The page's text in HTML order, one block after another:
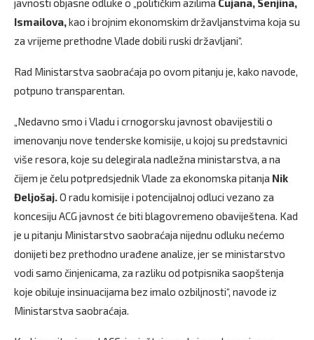
javnosti objasne odluke o „političkim azilima Cujana, Senjina,
Ismailova,kao i brojnim ekonomskim državljanstvima koja su
za vrijeme prethodne Vlade dobili ruski državljani“.
Rad Ministarstva saobraćaja po ovom pitanju je, kako navode,
potpuno transparentan.
„Nedavno smo i Vladu i crnogorsku javnost obavijestili o
imenovanju nove tenderske komisije, u kojoj su predstavnici
više resora, koje su delegirala nadležna ministarstva, a na
čijem je čelu potpredsjednik Vlade za ekonomska pitanja Nik
Đeljošaj.O radu komisije i potencijalnoj odluci vezano za
koncesiju ACG javnost će biti blagovremeno obaviještena. Kad
je u pitanju Ministarstvo saobraćaja nijednu odluku nećemo
donijeti bez prethodno urađene analize, jer se ministarstvo
vodi samo činjenicama, za razliku od potpisnika saopštenja
koje obiluje insinuacijama bez imalo ozbiljnosti“, navode iz
Ministarstva saobraćaja.